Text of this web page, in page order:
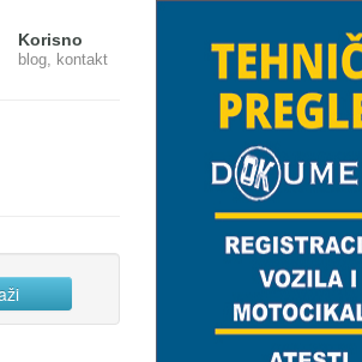
Korisno
blog, kontakt